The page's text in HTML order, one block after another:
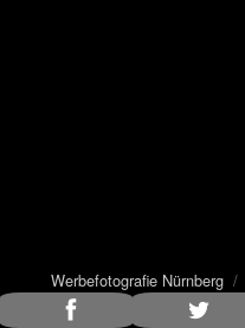
Werbefotografie Nürnberg/
28